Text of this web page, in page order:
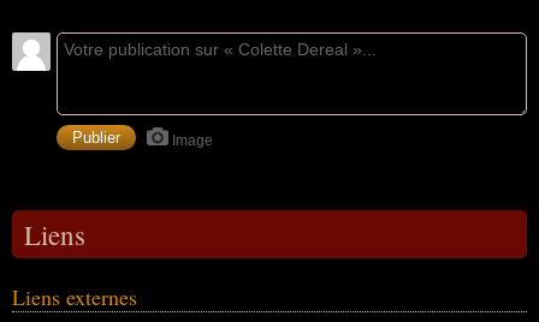
Image
Liens
Liens externes